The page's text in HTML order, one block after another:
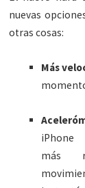
nuevas
otras cosas:
Más
iPhone
más